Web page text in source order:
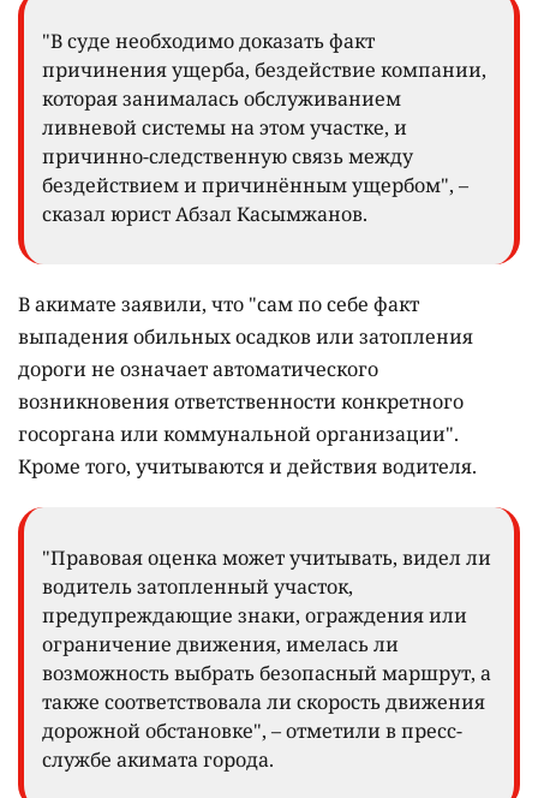
"В суде необходимо доказать факт
причинения ущерба, бездействие компании,
которая занималась обслуживанием
ливневой системы на этом участке, и
причинно-следственную связь между
бездействием и причинённым ущербом", –
сказал юрист Абзал Касымжанов.
В акимате заявили, что "сам по себе факт
выпадения обильных осадков или затопления
дороги не означает автоматического
возникновения ответственности конкретного
госоргана или коммунальной организации".
Кроме того, учитываются и действия водителя.
"Правовая оценка может учитывать, видел ли
водитель затопленный участок,
предупреждающие знаки, ограждения или
ограничение движения, имелась ли
возможность выбрать безопасный маршрут, а
также соответствовала ли скорость движения
дорожной обстановке", – отметили в пресс-
службе акимата города.